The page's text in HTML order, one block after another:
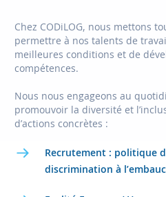
Chez CODiLOG, nous mettons
permettre à nos talents de
meilleures conditions et de
compétences.
Nous nous engageons au
promouvoir la diversité et
d’actions concrètes :
Recrutement : politique
discrimination à